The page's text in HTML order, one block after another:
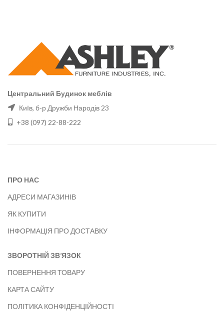
Центральний Будинок меблів
Київ, б-р Дружби Народів 23
+38 (097) 22-88-222
ПРО НАС
АДРЕСИ МАГАЗИНІВ
ЯК КУПИТИ
ІНФОРМАЦІЯ ПРО ДОСТАВКУ
ЗВОРОТНІЙ ЗВ’ЯЗОК
ПОВЕРНЕННЯ ТОВАРУ
КАРТА САЙТУ
ПОЛІТИКА КОНФІДЕНЦІЙНОСТІ